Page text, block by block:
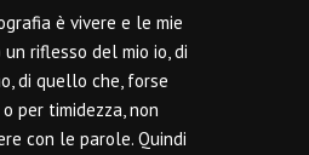
è vivere e le mie
riflesso del mio io, di
di quello che, forse
per timidezza, non
con le parole. Quindi